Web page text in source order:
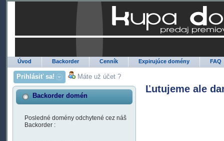
Úvod Backorder Cenník Expirujúce domény FAQ
Prihlásiť sa! Máte už účet ?
Backorder domén
Posledné domény odchytené cez náš
Backorder :
Ľutujeme ale